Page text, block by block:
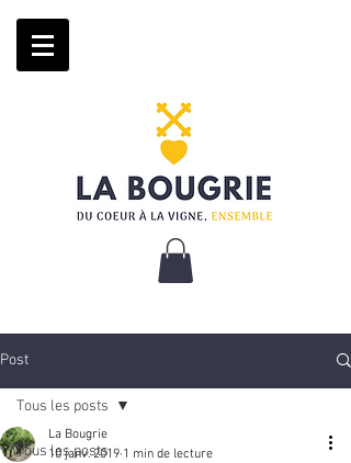
Post
Tous les posts
Tous les posts
La Bougrie
10 janv. 2019 1 min de lecture